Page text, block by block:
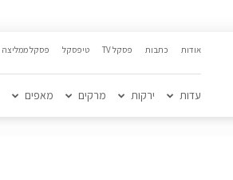
אודות כתבות פסקל TV טיפסקל פסקל ממליצה
עדות ירקות מרקים מאפים